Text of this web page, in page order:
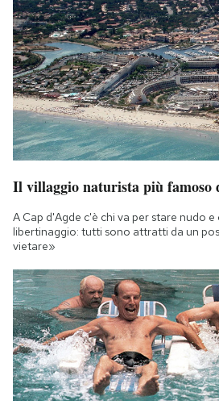
Il villaggio naturista più famoso
A Cap d'Agde c'è chi va per stare nudo e
libertinaggio: tutti sono attratti da un
vietare»